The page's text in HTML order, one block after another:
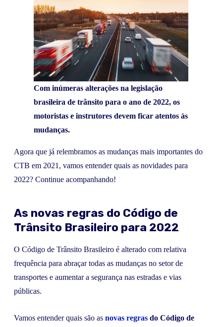
Com inúmeras alterações na legislação
brasileira de trânsito para o ano de 2022, os
motoristas e instrutores devem ficar atentos às
mudanças.
Agora que já relembramos as mudanças mais importantes do
CTB em 2021, vamos entender quais as novidades para
2022? Continue acompanhando!
As novas regras do Código de
Trânsito Brasileiro para 2022
O Código de Trânsito Brasileiro é alterado com relativa
frequência para abraçar todas as mudanças no setor de
transportes e aumentar a segurança nas estradas e vias
públicas.
Vamos entender quais são as novas regras do Código de